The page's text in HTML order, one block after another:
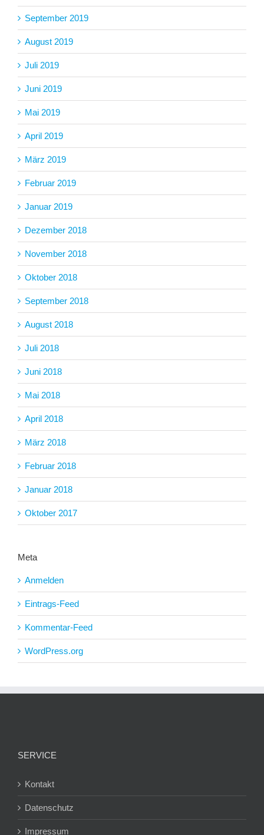
September 2019
August 2019
Juli 2019
Juni 2019
Mai 2019
April 2019
März 2019
Februar 2019
Januar 2019
Dezember 2018
November 2018
Oktober 2018
September 2018
August 2018
Juli 2018
Juni 2018
Mai 2018
April 2018
März 2018
Februar 2018
Januar 2018
Oktober 2017
Meta
Anmelden
Eintrags-Feed
Kommentar-Feed
WordPress.org
SERVICE
Kontakt
Datenschutz
Impressum